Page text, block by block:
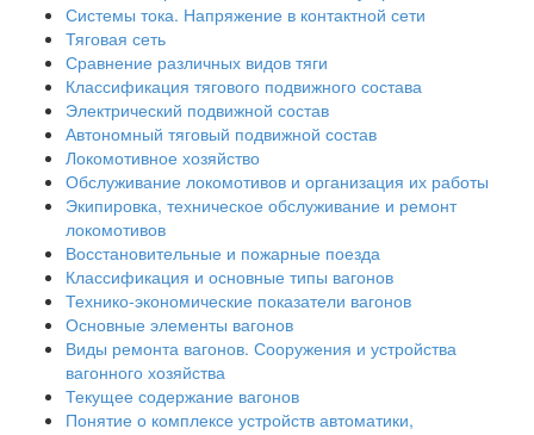
Системы тока. Напряжение в контактной сети
Тяговая сеть
Сравнение различных видов тяги
Классификация тягового подвижного состава
Электрический подвижной состав
Автономный тяговый подвижной состав
Локомотивное хозяйство
Обслуживание локомотивов и организация их работы
Экипировка, техническое обслуживание и ремонт
локомотивов
Восстановительные и пожарные поезда
Классификация и основные типы вагонов
Технико-экономические показатели вагонов
Основные элементы вагонов
Виды ремонта вагонов. Сооружения и устройства
вагонного хозяйства
Текущее содержание вагонов
Понятие о комплексе устройств автоматики,